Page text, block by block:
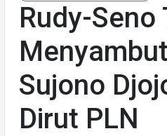
Rudy-
Sujono
Dirut PLN